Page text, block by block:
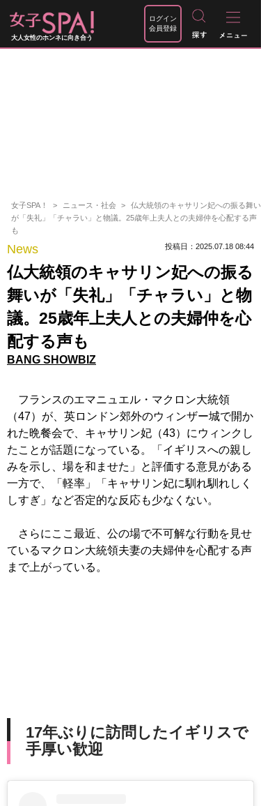
大人女性のホンネに向き合う
ログイン
会員登録
女子SPA！ ニュース・社会
仏大統領のキャサリン妃への振る舞い
が「失礼」「チャラい」と物議。25歳年上夫人との夫婦仲を心配する声
も
News 投稿日：2025.07.18 08:44
仏大統領のキャサリン妃への振る
舞いが「失礼」「チャラい」と物
議。25歳年上夫人との夫婦仲を心
配する声も
BANG SHOWBIZ
フランスのエマニュエル・マクロン大統領
（47）が、英ロンドン郊外のウィンザー城で開か
れた晩餐会で、キャサリン妃（43）にウィンクし
たことが話題になっている。「イギリスへの親し
みを示し、場を和ませた」と評価する意見がある
一方で、「軽率」「キャサリン妃に馴れ馴れしく
しすぎ」など否定的な反応も少なくない。
さらにここ最近、公の場で不可解な行動を見せ
ているマクロン大統領夫妻の夫婦仲を心配する声
まで上がっている。
17年ぶりに訪問したイギリスで
手厚い歓迎